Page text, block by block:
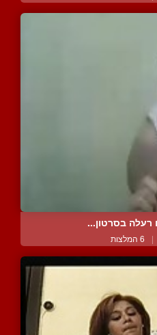
בסרטון...
| 6 המלצות